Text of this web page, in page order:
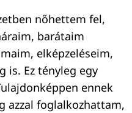
nőhettem fel,
barátaim
elképzeléseim,
is. Ez tényleg egy
ennek
azzal foglalkozhattam,